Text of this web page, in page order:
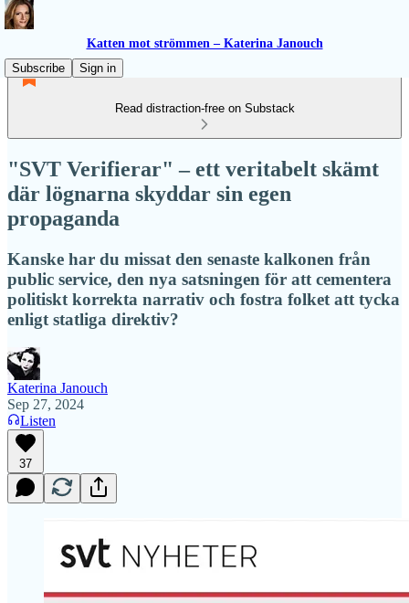
Katten mot strömmen – Katerina Janouch
Subscribe
Sign in
Read distraction-free on Substack
"SVT Verifierar" – ett veritabelt skämt
där lögnarna skyddar sin egen
propaganda
Kanske har du missat den senaste kalkonen från
public service, den nya satsningen för att cementera
politiskt korrekta narrativ och fostra folket att tycka
enligt statliga direktiv?
Katerina Janouch
Sep 27, 2024
Listen
37